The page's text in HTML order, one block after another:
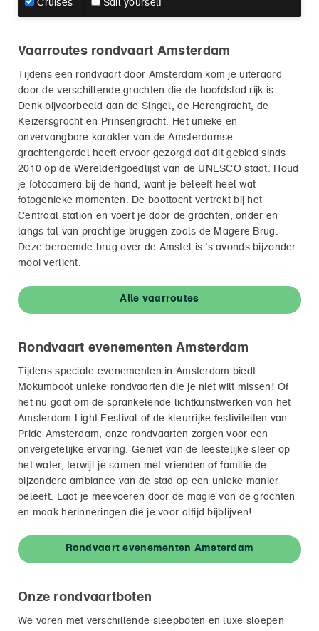
Cruises Sail yourself
Vaarroutes rondvaart Amsterdam
Tijdens een rondvaart door Amsterdam kom je uiteraard
door de verschillende grachten die de hoofdstad rijk is.
Denk bijvoorbeeld aan de Singel, de Herengracht, de
Keizersgracht en Prinsengracht. Het unieke en
onvervangbare karakter van de Amsterdamse
grachtengordel heeft ervoor gezorgd dat dit gebied sinds
2010 op de Werelderfgoedlijst van de UNESCO staat. Houd
je fotocamera bij de hand, want je beleeft heel wat
fotogenieke momenten. De boottocht vertrekt bij het
Centraal station en voert je door de grachten, onder en
langs tal van prachtige bruggen zoals de Magere Brug.
Deze beroemde brug over de Amstel is ’s avonds bijzonder
mooi verlicht.
Alle vaarroutes
Rondvaart evenementen Amsterdam
Tijdens speciale evenementen in Amsterdam biedt
Mokumboot unieke rondvaarten die je niet wilt missen! Of
het nu gaat om de sprankelende lichtkunstwerken van het
Amsterdam Light Festival of de kleurrijke festiviteiten van
Pride Amsterdam, onze rondvaarten zorgen voor een
onvergetelijke ervaring. Geniet van de feestelijke sfeer op
het water, terwijl je samen met vrienden of familie de
bijzondere ambiance van de stad op een unieke manier
beleeft. Laat je meevoeren door de magie van de grachten
en maak herinneringen die je voor altijd bijblijven!
Rondvaart evenementen Amsterdam
Onze rondvaartboten
We varen met verschillende sleepboten en luxe sloepen